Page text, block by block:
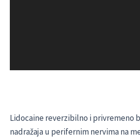
Lidocaine reverzibilno i privremeno
nadražaja u perifernim nervima na